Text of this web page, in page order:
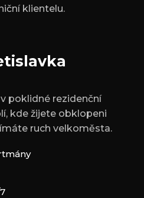
klientelu.
poklidné rezidenční
kde žijete obklopeni
ruch velkoměsta.